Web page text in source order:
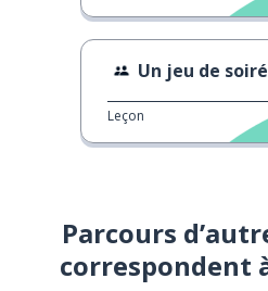
Un jeu de
Leçon
Parcours
correspondent